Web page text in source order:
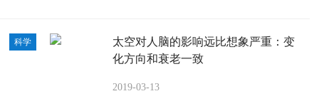
科学
太空对人脑的影响远比想象严重：变
化方向和衰老一致
2019-03-13